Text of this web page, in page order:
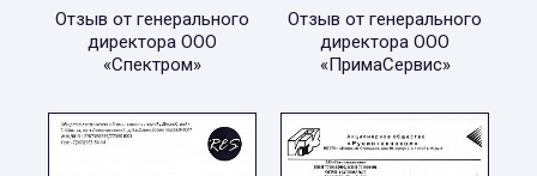
Отзыв от генерального
директора ООО
«Спектром»
Отзыв от генерального
директора ООО
«ПримаСервис»